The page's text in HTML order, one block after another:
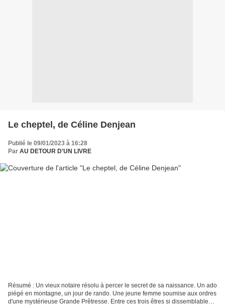
Le cheptel, de Céline Denjean
Publié le 09/01/2023 à 16:28
Par AU DETOUR D'UN LIVRE
Résumé : Un vieux notaire résolu à percer le secret de sa naissance. Un ado
piégé en montagne, un jour de rando. Une jeune femme soumise aux ordres
d'une mystérieuse Grande Prêtresse. Entre ces trois êtres si dissemblables